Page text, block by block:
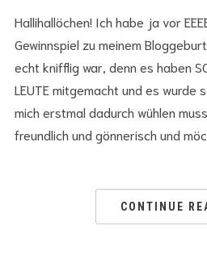
Hallihallöchen! Ich habe ja vor
Gewinnspiel zu meinem
echt knifflig war, denn es haben
LEUTE mitgemacht und es wurde
mich erstmal dadurch wühlen
freundlich und gönnerisch und
CONTINUE